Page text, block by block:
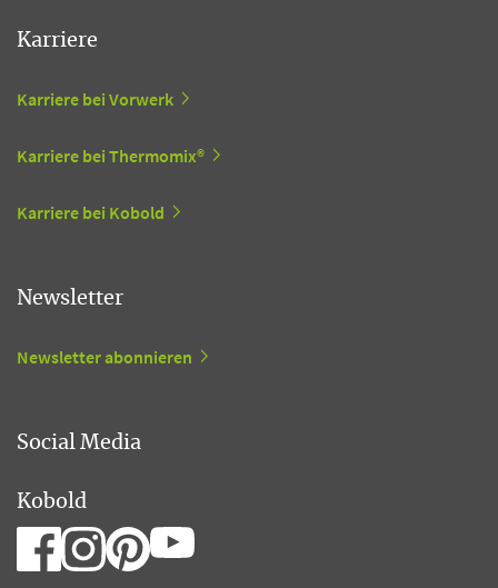
Karriere
Karriere bei Vorwerk
Karriere bei Thermomix®
Karriere bei Kobold
Newsletter
Newsletter abonnieren
Social Media
Kobold